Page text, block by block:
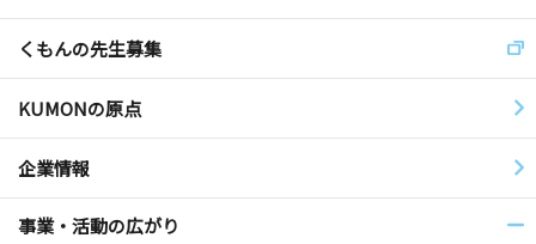
くもんの先生募集
KUMONの原点
企業情報
事業・活動の広がり